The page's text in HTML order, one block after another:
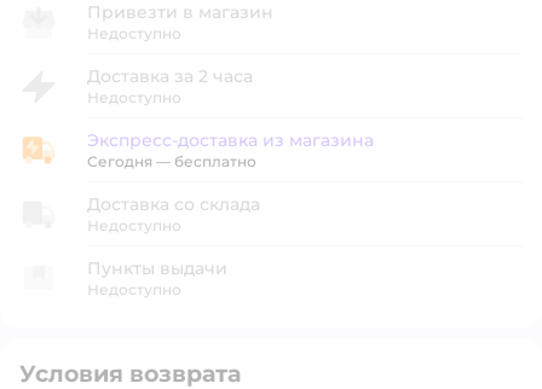
Привезти в магазин
Недоступно
Доставка за 2 часа
Недоступно
Экспресс-доставка из магазина
Экспресс-доставка из магазина
Сегодня — бесплатно
Доставка со склада
Недоступно
Пункты выдачи
Недоступно
Условия возврата